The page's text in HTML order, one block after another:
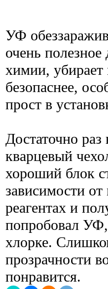
УФ
очень
химии, убирает
безопаснее,
прост в
Достаточно
кварцевый
хороший блок
зависимости
реагентах и
попробовал
хлорке.
прозрачности
понравится.